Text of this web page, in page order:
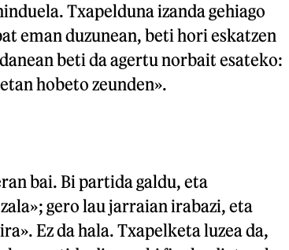
Txapelduna izanda gehiago
eman duzunean, beti hori eskatzen
beti da agertu norbait esateko:
hobeto zeunden».
bai. Bi partida galdu, eta
gero lau jarraian irabazi, eta
Ez da hala. Txapelketa luzea da,